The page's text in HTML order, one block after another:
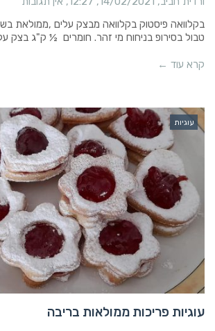
בקלוואה פיסטוק בקלוואה מבצק עלים ,ממולאת
טבול בסירופ בניחוח מי זהר. חומרים ½ ק"ג בצק
קרא עוד ←
עוגיות
עוגיות פריכות ממולאות בריבה